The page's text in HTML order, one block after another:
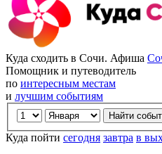
Куда сходить в Сочи. Афиша
Помощник и путеводитель
по интересным местам
и лучшим событиям
Куда пойти сегодня завтра в